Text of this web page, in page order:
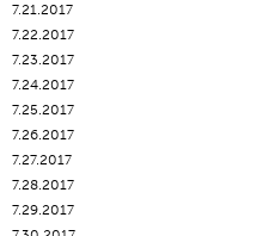
7.21.2017
7.22.2017
7.23.2017
7.24.2017
7.25.2017
7.26.2017
7.27.2017
7.28.2017
7.29.2017